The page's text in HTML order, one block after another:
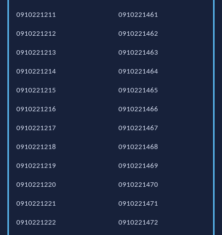
0910221211
0910221212
0910221213
0910221214
0910221215
0910221216
0910221217
0910221218
0910221219
0910221220
0910221221
0910221222
0910221461
0910221462
0910221463
0910221464
0910221465
0910221466
0910221467
0910221468
0910221469
0910221470
0910221471
0910221472